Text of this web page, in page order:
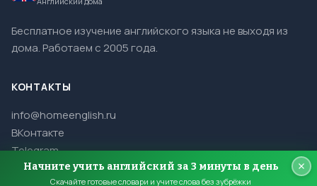
Бесплатное изучение английского языка не выходя из
дома. Работаем с 2005 года.
КОНТАКТЫ
info@homeenglish.ru
ВКонтакте
Telegram
Начните учить английский за 3 минуты в день
Скачайте готовые словари и учите слова без зубрёжки